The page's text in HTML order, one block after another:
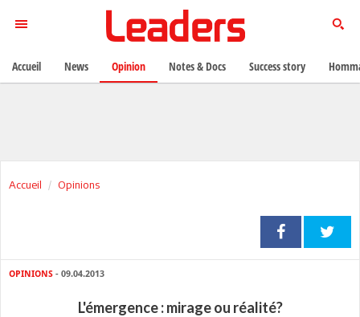
Accueil Opinions
OPINIONS - 09.04.2013
L'émergence : mirage ou réalité?
Accueil News Opinion Notes & Docs Success story